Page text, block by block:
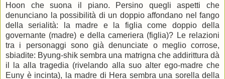
Hoon che suona il piano. Persino quegli aspetti che
denunciano la possibilità di un doppio affondano nel fango
della serialità: la madre e la figlia come doppio della
governante (madre) e della cameriera (figlia)? Le relazioni
tra i personaggi sono già denunciate o meglio corrose,
sbiadite: Byung-shik sembra una matrigna che addirittura dà
il la alla tragedia (rivelando alla suo alter ego-madre che
Euny è incinta), la madre di Hera sembra una sorella della